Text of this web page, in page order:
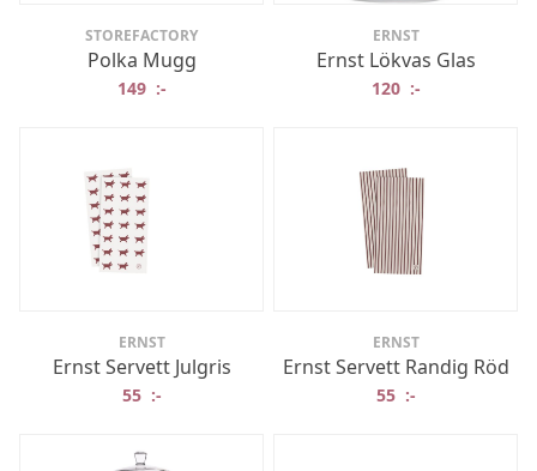
STOREFACTORY
Polka Mugg
149 :-
ERNST
Ernst Lökvas Glas
120 :-
ERNST
Ernst Servett Julgris
55 :-
ERNST
Ernst Servett Randig Röd
55 :-